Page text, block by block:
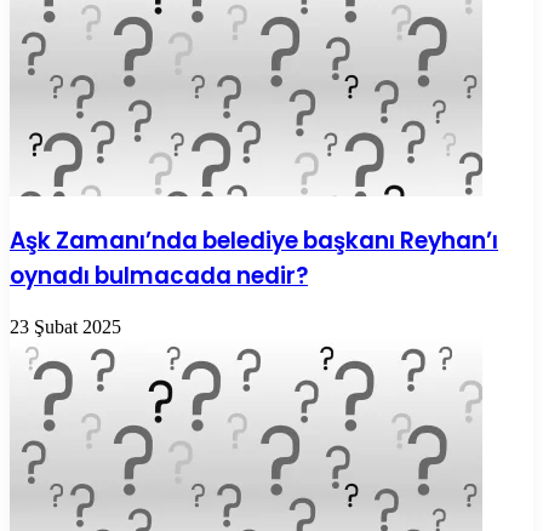
Aşk Zamanı’nda belediye başkanı Reyhan’ı
oynadı bulmacada nedir?
23 Şubat 2025